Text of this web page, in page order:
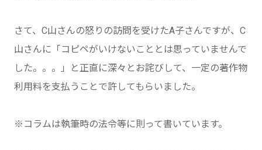
さて、C山さんの怒りの訪問を受けたA子さんですが、C
山さんに「コピペがいけないこととは思っていませんで
した。。。」と正直に深々とお詫びして、一定の著作物
利用料を支払うことで許してもらいました。
※コラムは執筆時の法令等に則って書いています。